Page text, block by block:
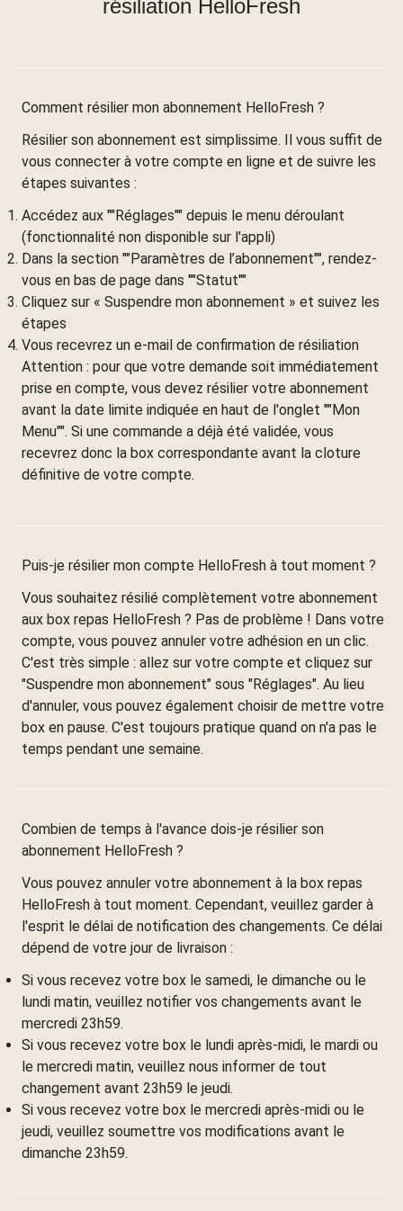
résiliation HelloFresh
Comment résilier mon abonnement HelloFresh ?
Résilier son abonnement est simplissime. Il vous suffit de
vous connecter à votre compte en ligne et de suivre les
étapes suivantes :
Accédez aux ""Réglages"" depuis le menu déroulant
(fonctionnalité non disponible sur l'appli)
Dans la section ""Paramètres de l’abonnement"", rendez-
vous en bas de page dans ""Statut""
Cliquez sur « Suspendre mon abonnement » et suivez les
étapes
Vous recevrez un e-mail de confirmation de résiliation
Attention : pour que votre demande soit immédiatement
prise en compte, vous devez résilier votre abonnement
avant la date limite indiquée en haut de l'onglet ""Mon
Menu"". Si une commande a déjà été validée, vous
recevrez donc la box correspondante avant la cloture
définitive de votre compte.
Puis-je résilier mon compte HelloFresh à tout moment ?
Vous souhaitez résilié complètement votre abonnement
aux box repas HelloFresh ? Pas de problème ! Dans votre
compte, vous pouvez annuler votre adhésion en un clic.
C'est très simple : allez sur votre compte et cliquez sur
"Suspendre mon abonnement" sous "Réglages". Au lieu
d'annuler, vous pouvez également choisir de mettre votre
box en pause. C'est toujours pratique quand on n'a pas le
temps pendant une semaine.
Combien de temps à l'avance dois-je résilier son
abonnement HelloFresh ?
Vous pouvez annuler votre abonnement à la box repas
HelloFresh à tout moment. Cependant, veuillez garder à
l'esprit le délai de notification des changements. Ce délai
dépend de votre jour de livraison :
Si vous recevez votre box le samedi, le dimanche ou le
lundi matin, veuillez notifier vos changements avant le
mercredi 23h59.
Si vous recevez votre box le lundi après-midi, le mardi ou
le mercredi matin, veuillez nous informer de tout
changement avant 23h59 le jeudi.
Si vous recevez votre box le mercredi après-midi ou le
jeudi, veuillez soumettre vos modifications avant le
dimanche 23h59.